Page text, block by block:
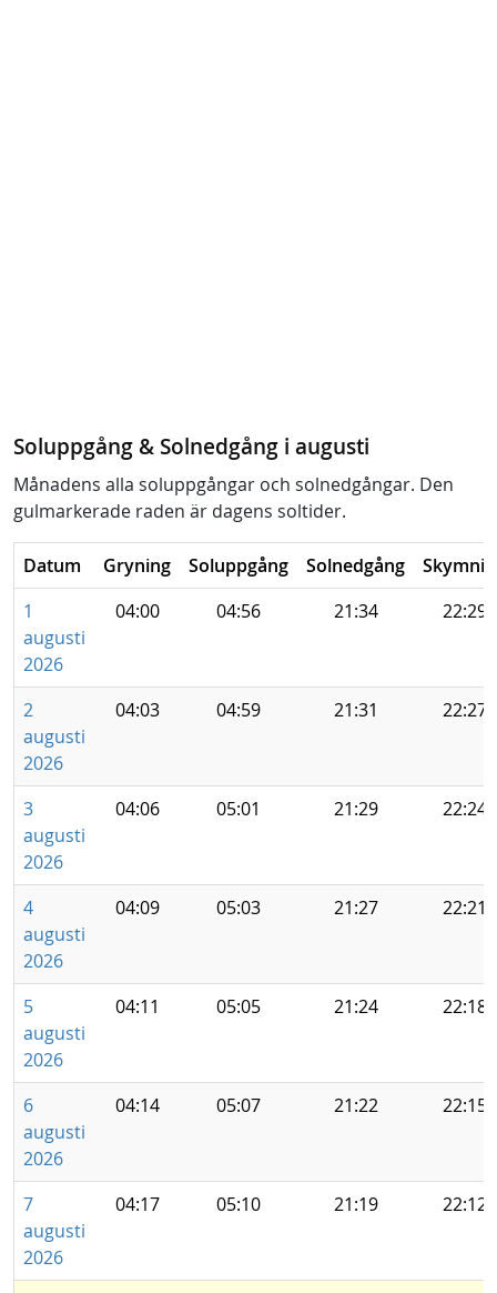
Soluppgång & Solnedgång i augusti
Månadens alla soluppgångar och solnedgångar. Den
gulmarkerade raden är dagens soltider.
Datum Gryning Soluppgång Solnedgång
1
augusti
2026
04:00 04:56 21:34 22:29
2
augusti
2026
04:03 04:59 21:31 22:27
3
augusti
2026
04:06 05:01 21:29 22:24
4
augusti
2026
04:09 05:03 21:27 22:21
5
augusti
2026
04:11 05:05 21:24 22:18
6
augusti
2026
04:14 05:07 21:22 22:15
7
augusti
2026
04:17 05:10 21:19 22:12